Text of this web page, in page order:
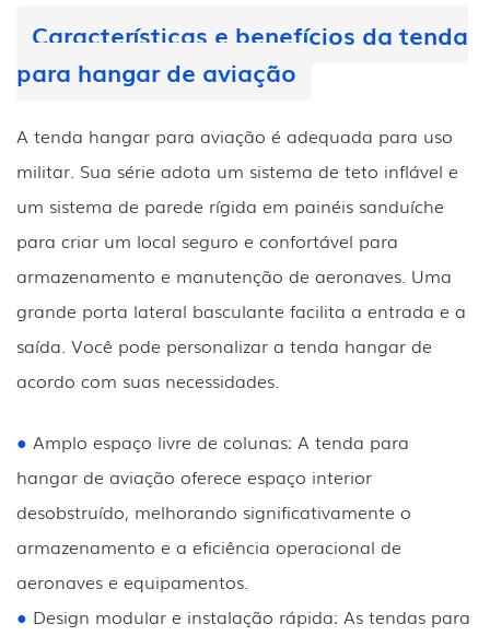
Características e benefícios da tenda
para hangar de aviação
A tenda hangar para aviação é adequada para uso
militar. Sua série adota um sistema de teto inflável e
um sistema de parede rígida em painéis sanduíche
para criar um local seguro e confortável para
armazenamento e manutenção de aeronaves. Uma
grande porta lateral basculante facilita a entrada e a
saída. Você pode personalizar a tenda hangar de
acordo com suas necessidades.
● Amplo espaço livre de colunas: A tenda para
hangar de aviação oferece espaço interior
desobstruído, melhorando significativamente o
armazenamento e a eficiência operacional de
aeronaves e equipamentos.
● Design modular e instalação rápida: As tendas para